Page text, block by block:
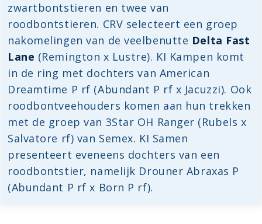
zwartbontstieren en twee van
roodbontstieren. CRV selecteert een groep
nakomelingen van de veelbenutte Delta Fast
Lane (Remington x Lustre). KI Kampen komt
in de ring met dochters van American
Dreamtime P rf (Abundant P rf x Jacuzzi). Ook
roodbontveehouders komen aan hun trekken
met de groep van 3Star OH Ranger (Rubels x
Salvatore rf) van Semex. KI Samen
presenteert eveneens dochters van een
roodbontstier, namelijk Drouner Abraxas P
(Abundant P rf x Born P rf).